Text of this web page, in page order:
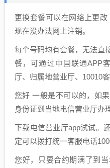
更换套餐可以在网络上更改
现在没办法网上注销。
每个号码均有套餐，无法直
餐，可通过中国联通APP
厅、归属地营业厅、10010
您好 一般是不可以的，如
身份证到当地电信营业厅办
下载电信营业厅app试试。
定可以拨打统一客服电话
您好，只要合约期满了到